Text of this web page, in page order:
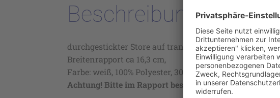
Beschreibung
durchgestickter Store auf transparenter Webgardine,
Breitenrapport ca 16,3 cm,
Farbe: weiß, 100% Polyester, 30° waschbar
Achtung! Bitte im Rapport bestellen!